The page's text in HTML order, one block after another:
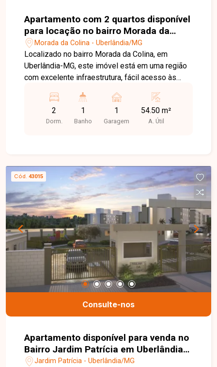
Centro Unidade Leste: Av. Dr. Laerte Vieira
Gonçalves, 607 ? Santa Mônica Unidade Sul: Rua
Rafael Marino Neto, 135 - Jardim Karaíba
Apartamento com 2 quartos disponível
para locação no bairro Morada da
Colina em Uberlândia-MG
Morada da Colina - Uberlândia/MG
Localizado no bairro Morada da Colina, em
Uberlândia-MG, este imóvel está em uma região
com excelente infraestrutura, fácil acesso às
supermercados, escolas, farmácias e diversos
comércios. O bairro oferece praticidade, conforto
e qualidade de vida para toda a família. Excelente
garagem. O condomínio conta com piscina,
espaço gourmet, playground e 2 elevadores,
proporcionando mais lazer e comodidade aos
moradores. Uma excelente oportunidade para
quem busca conforto, praticidade e ótima
localização. Entre em contato para mais
informações e agende sua visita!
2
Dorm.
1
Banho
1
Garagem
54.50 m²
A. Útil
Cód. 43015
Consulte-nos
Apartamento disponível para venda no
Bairro Jardim Patrícia em Uberlândia-
MGJardim Patrícia - Uberlândia/MG